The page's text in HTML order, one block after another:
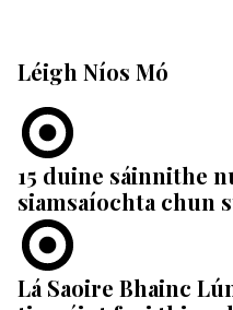
Léigh Níos Mó
15 duine sáinnithe
siamsaíochta chun
Lá Saoire Bhainc